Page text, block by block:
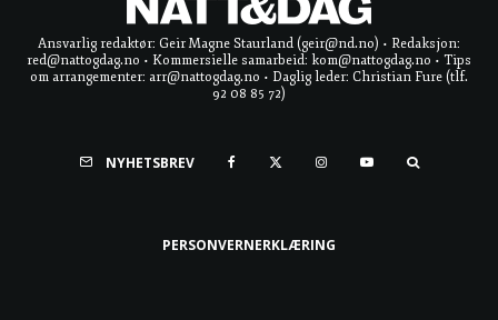
Ansvarlig redaktør: Geir Magne Staurland (geir@nd.no) • Redaksjon:
red@nattogdag.no • Kommersielle samarbeid: kom@nattogdag.no • Tips
om arrangementer: arr@nattogdag.no • Daglig leder: Christian Fure (tlf.
92 08 85 72)
NYHETSBREV
PERSONVERNERKLÆRING